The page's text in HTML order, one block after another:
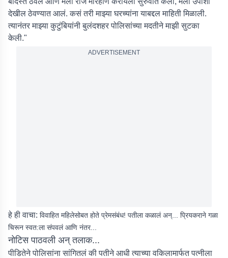
देखील ठेवण्यात आलं. कसं तरी माझ्या घरच्यांना याबद्दल माहिती मिळाली.
त्यानंतर माझ्या कुटुंबियांनी बुलंदशहर पोलिसांच्या मदतीने माझी सुटका
केली."
ADVERTISEMENT
हे ही वाचा: विवाहित महिलेसोबत होते प्रेमसंबंध! पतीला कळालं अन्... प्रियकराने गळा
चिरून स्वत:ला संपवलं आणि नंतर...
नोटिस पाठवली अन् तलाक...
पीडितेने पोलिसांना सांगितलं की पतीने आधी त्याच्या वकिलामार्फत पत्नीला